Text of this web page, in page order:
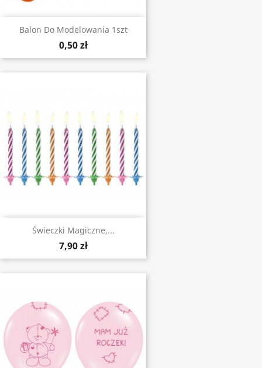
Balon Do Modelowania 1szt
0,50 zł
Świeczki Magiczne,...
7,90 zł